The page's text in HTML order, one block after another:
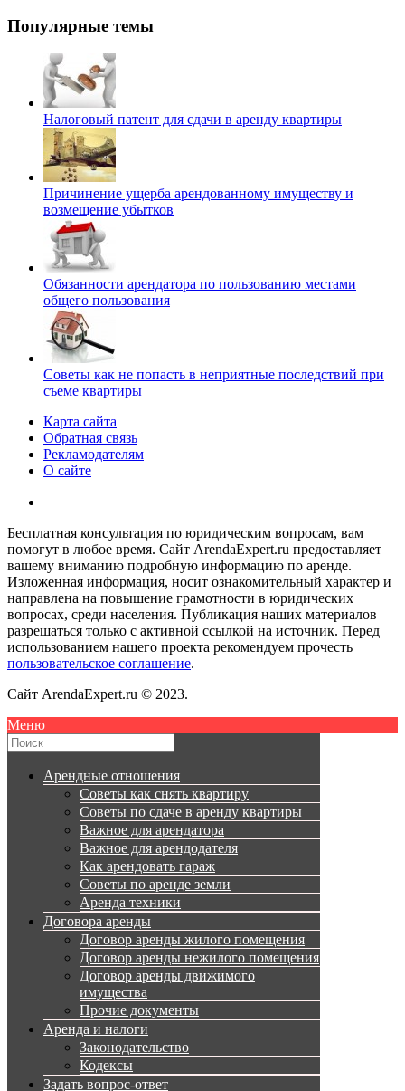
Популярные темы
Налоговый патент для сдачи в аренду квартиры
Причинение ущерба арендованному имуществу и
возмещение убытков
Обязанности арендатора по пользованию местами
общего пользования
Советы как не попасть в неприятные последствий при
съеме квартиры
Карта сайта
Обратная связь
Рекламодателям
О сайте
Бесплатная консультация по юридическим вопросам, вам
помогут в любое время. Сайт ArendaExpert.ru предоставляет
вашему вниманию подробную информацию по аренде.
Изложенная информация, носит ознакомительный характер и
направлена на повышение грамотности в юридических
вопросах, среди населения. Публикация наших материалов
разрешаться только с активной ссылкой на источник. Перед
использованием нашего проекта рекомендуем прочесть
пользовательское соглашение.
Сайт ArendaExpert.ru © 2023.
Меню
Арендные отношения
Советы как снять квартиру
Советы по сдаче в аренду квартиры
Важное для арендатора
Важное для арендодателя
Как арендовать гараж
Советы по аренде земли
Аренда техники
Договора аренды
Договор аренды жилого помещения
Договор аренды нежилого помещения
Договор аренды движимого
имущества
Прочие документы
Аренда и налоги
Законодательство
Кодексы
Задать вопрос-ответ